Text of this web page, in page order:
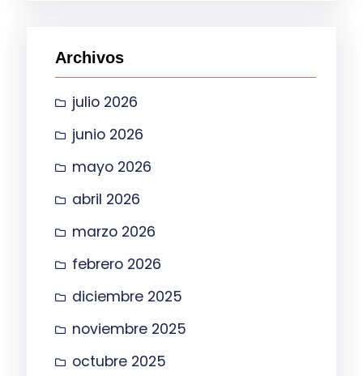
a
Archivos
julio 2026
junio 2026
mayo 2026
abril 2026
marzo 2026
febrero 2026
diciembre 2025
noviembre 2025
octubre 2025